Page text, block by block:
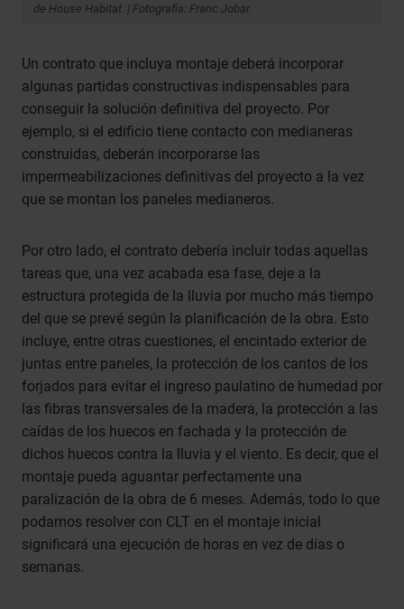
de House Habitat. | Fotografía: Franc Jobar.
Un contrato que incluya montaje deberá incorporar
algunas partidas constructivas indispensables para
conseguir la solución definitiva del proyecto. Por
ejemplo, si el edificio tiene contacto con medianeras
construidas, deberán incorporarse las
impermeabilizaciones definitivas del proyecto a la vez
que se montan los paneles medianeros.
Por otro lado, el contrato debería incluir todas aquellas
tareas que, una vez acabada esa fase, deje a la
estructura protegida de la lluvia por mucho más tiempo
del que se prevé según la planificación de la obra. Esto
incluye, entre otras cuestiones, el encintado exterior de
juntas entre paneles, la protección de los cantos de los
forjados para evitar el ingreso paulatino de humedad por
las fibras transversales de la madera, la protección a las
caídas de los huecos en fachada y la protección de
dichos huecos contra la lluvia y el viento. Es decir, que el
montaje pueda aguantar perfectamente una
paralización de la obra de 6 meses. Además, todo lo que
podamos resolver con CLT en el montaje inicial
significará una ejecución de horas en vez de días o
semanas.